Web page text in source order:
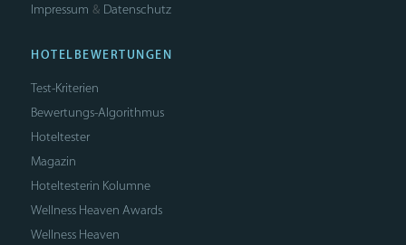
Impressum & Datenschutz
HOTELBEWERTUNGEN
Test-Kriterien
Bewertungs-Algorithmus
Hoteltester
Magazin
Hoteltesterin Kolumne
Wellness Heaven Awards
Wellness Heaven